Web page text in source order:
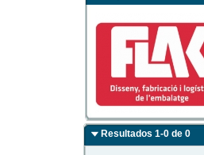
Resultados 1-0 de 0